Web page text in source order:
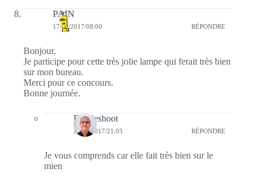
PAIN
17/05/2017/08:00 RÉPONDRE
Bonjour,
Je participe pour cette très jolie lampe qui ferait très bien
sur mon bureau.
Merci pour ce concours.
Bonne journée.
Bernieshoot
17/05/2017/21:03 RÉPONDRE
Je vous comprends car elle fait très bien sur le
mien